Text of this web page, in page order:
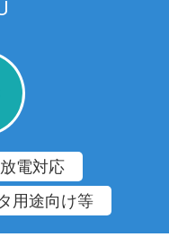
電対応
用途向け等